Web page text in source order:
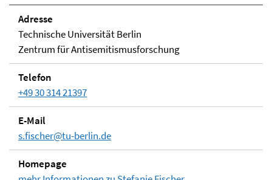
Adresse
Technische Universität Berlin
Zentrum für Antisemitismusforschung
Telefon
+49 30 314 21397
E-Mail
s.fischer@tu-berlin.de
Homepage